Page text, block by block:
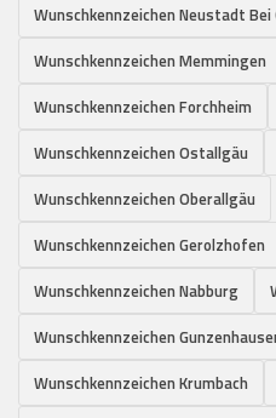
Wunschkennzeichen Neustadt Bei
Wunschkennzeichen Memmingen
Wunschkennzeichen Forchheim
Wunschkennzeichen Ostallgäu
Wunschkennzeichen Oberallgäu
Wunschkennzeichen Gerolzhofen
Wunschkennzeichen Nabburg
Wunschkennzeichen
Wunschkennzeichen Krumbach